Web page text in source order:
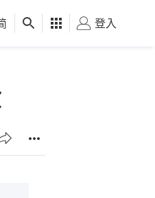
健康 好食玩飛
登入